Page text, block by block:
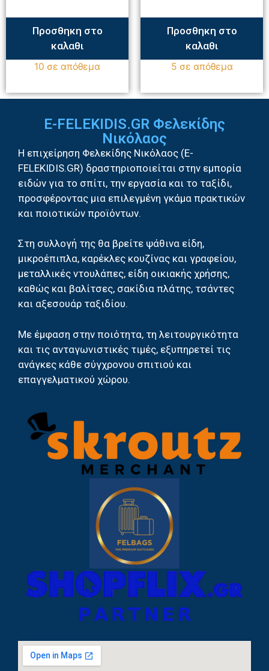
Προσθηκη στο
καλαθι
10 σε απόθεμα
Προσθηκη στο
καλαθι
5 σε απόθεμα
E-FELEKIDIS.GR Φελεκίδης
Νικόλαος
Η επιχείρηση Φελεκίδης Νικόλαος (E-
FELEKIDIS.GR) δραστηριοποιείται στην εμπορία
ειδών για το σπίτι, την εργασία και το ταξίδι,
προσφέροντας μια επιλεγμένη γκάμα πρακτικών
και ποιοτικών προϊόντων.
Στη συλλογή της θα βρείτε ψάθινα είδη,
μικροέπιπλα, καρέκλες κουζίνας και γραφείου,
μεταλλικές ντουλάπες, είδη οικιακής χρήσης,
καθώς και βαλίτσες, σακίδια πλάτης, τσάντες
και αξεσουάρ ταξιδίου.
Με έμφαση στην ποιότητα, τη λειτουργικότητα
και τις ανταγωνιστικές τιμές, εξυπηρετεί τις
ανάγκες κάθε σύγχρονου σπιτιού και
επαγγελματικού χώρου.